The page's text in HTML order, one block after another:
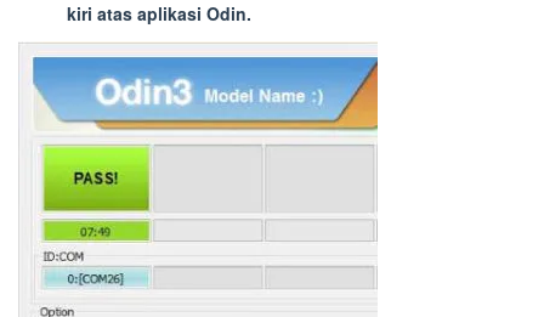
kiri atas aplikasi Odin.